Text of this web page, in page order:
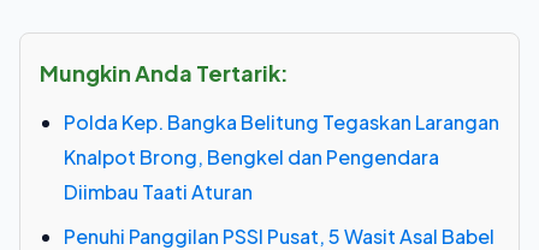
Mungkin Anda Tertarik:
Polda Kep. Bangka Belitung Tegaskan Larangan
Knalpot Brong, Bengkel dan Pengendara
Diimbau Taati Aturan
Penuhi Panggilan PSSI Pusat, 5 Wasit Asal Babel